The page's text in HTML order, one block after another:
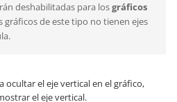
deshabilitadas para losgráficos
gráficos de este tipo no tienen ejes
ocultar el eje vertical en el gráfico,
el eje vertical.